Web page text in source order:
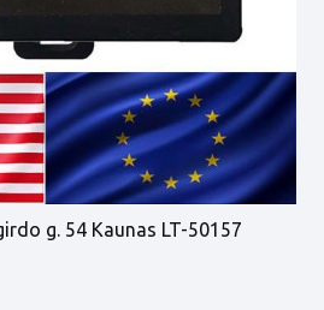
g. 54 Kaunas LT-50157